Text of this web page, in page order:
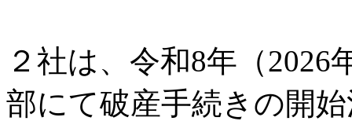
２社は、令和8年（2026
部にて破産手続きの開